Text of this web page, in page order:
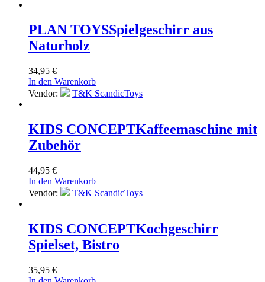
PLAN TOYSSpielgeschirr aus
Naturholz
34,95 €
In den Warenkorb
Vendor:
T&K ScandicToys
KIDS CONCEPTKaffeemaschine mit
Zubehör
44,95 €
In den Warenkorb
Vendor:
T&K ScandicToys
KIDS CONCEPTKochgeschirr
Spielset, Bistro
35,95 €